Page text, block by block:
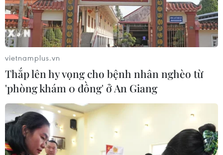
Cao tốc Khánh Hoà-Buôn Ma Thuột
sẽ hoàn thành, khai thác trong năm
05/08/2026 07:14
Sân bay Nội Bài cho xe biển vàng đón
trả, khách trước sảnh tại Nhà ga T1
05/08/2026 04:01
vietnamplus.vn
Thắp lên hy vọng cho bệnh nhân nghèo từ
'phòng khám 0 đồng' ở An Giang